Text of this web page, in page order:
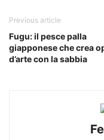
Previous article
Fugu: il pesce palla
giapponese che crea
d’arte con la sabbia